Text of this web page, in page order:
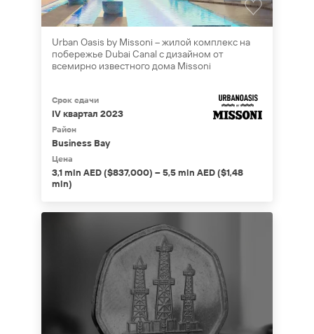
Urban Oasis by Missoni – жилой комплекс на
побережье Dubai Canal с дизайном от
всемирно известного дома Missoni
Срок сдачи
IV квартал 2023
Район
Business Bay
Цена
3,1 mln AED ($837,000) – 5,5 mln AED ($1,48
mln)